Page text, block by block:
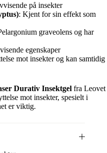
på insekter
: Kjent for sin effekt som
graveolens og har
egenskaper
mot insekter og kan samtidig
Durativ Insektgel fra Leovet
mot insekter, spesielt i
er viktig.